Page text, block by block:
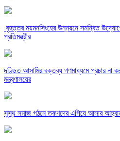
বৃহত্তর ময়মনসিংহের উন্নয়নে সমন্বিত
প্রতিমন্ত্রীর
দণ্ডিত আসামির বক্তব্য গণমাধ্যমে প্রচার না
মন্ত্রণালয়ের
সুস্থ সমাজ গঠনে তরুণদের এগিয়ে আসার আহ্বান